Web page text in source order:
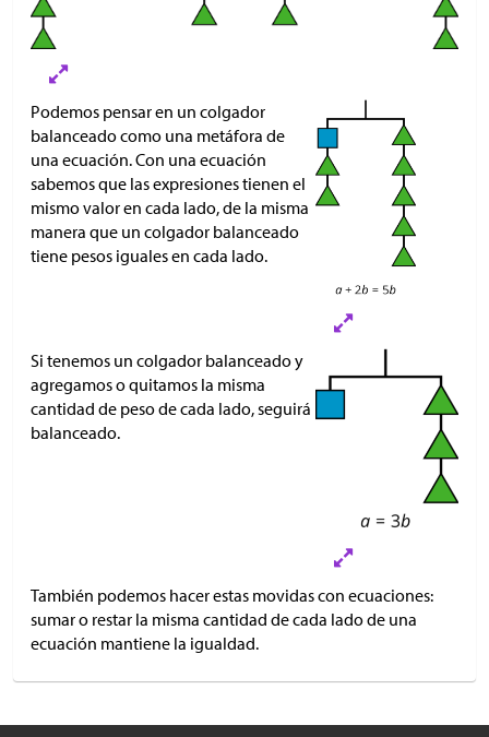
Podemos pensar en un colgador
balanceado como una metáfora de
una ecuación. Con una ecuación
sabemos que las expresiones tienen el
mismo valor en cada lado, de la misma
manera que un colgador balanceado
tiene pesos iguales en cada lado.
Si tenemos un colgador balanceado y
agregamos o quitamos la misma
cantidad de peso de cada lado, seguirá
balanceado.
También podemos hacer estas movidas con ecuaciones:
sumar o restar la misma cantidad de cada lado de una
ecuación mantiene la igualdad.